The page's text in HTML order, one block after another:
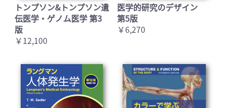
トンプソン&トンプソン遺
伝医学・ゲノム医学 第3
版
￥12,100
医学的研究のデザイン
第5版
￥6,270